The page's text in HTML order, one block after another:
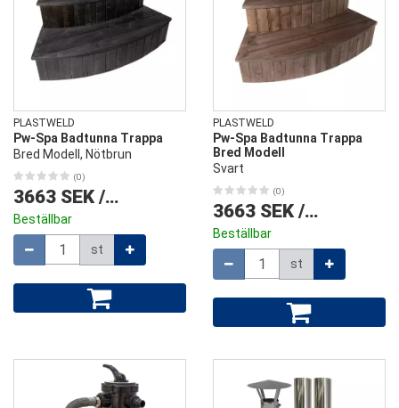
PLASTWELD
Pw-Spa Badtunna Trappa
Bred Modell, Nötbrun
(0)
3663 SEK / st
Beställbar
st
PLASTWELD
Pw-Spa Badtunna Trappa
Bred Modell
Svart
(0)
3663 SEK / st
Beställbar
st